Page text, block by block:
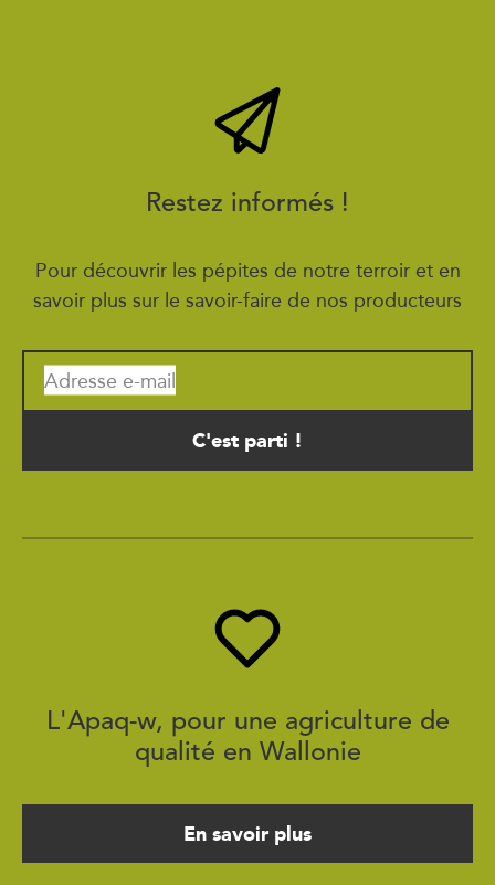
Restez informés !
Pour découvrir les pépites de notre terroir et en
savoir plus sur le savoir-faire de nos producteurs
Adresse e-mail
L'Apaq-w, pour une agriculture de
qualité en Wallonie
En savoir plus